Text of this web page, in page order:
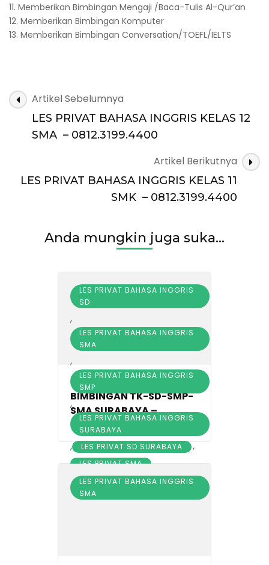
11. Memberikan Bimbingan Mengaji /Baca-Tulis Al-Qur’an
12. Memberikan Bimbingan Komputer
13. Memberikan Bimbingan Conversation/TOEFL/IELTS
Navigasi
Artikel
Artikel Sebelumnya
LES PRIVAT BAHASA INGGRIS KELAS 12
SMA – 0812.3199.4400
Artikel Berikutnya
LES PRIVAT BAHASA INGGRIS KELAS 11
SMK – 0812.3199.4400
Anda mungkin juga suka...
LES PRIVAT BAHASA INGGRIS
SD
,
LES PRIVAT BAHASA INGGRIS
SMA
,
LES PRIVAT BAHASA INGGRIS
SMP
,
LES PRIVAT BAHASA INGGRIS
SURABAYA
, LES PRIVAT SD SURABAYA ,
LES PRIVAT SMA ,
LES PRIVAT SMP ,
LES PRIVAT SURABAYA
22/09/2021
BIMBINGAN TK-SD-SMP-
SMA SURABAYA –
0856.313.4400
LES PRIVAT BAHASA INGGRIS
SMA